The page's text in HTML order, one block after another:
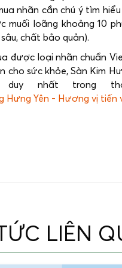
nhãn cần chú ý tìm
muối loãng khoảng 10
chất bảo quản).
được loại nhãn chuẩn
cho sức khỏe, Sàn Kim
nhất trong
Hưng Yên - Hương vị tiến
LIÊN